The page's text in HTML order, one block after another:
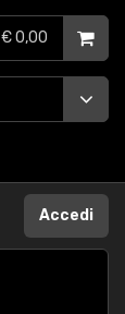
€ 0,00
Accedi